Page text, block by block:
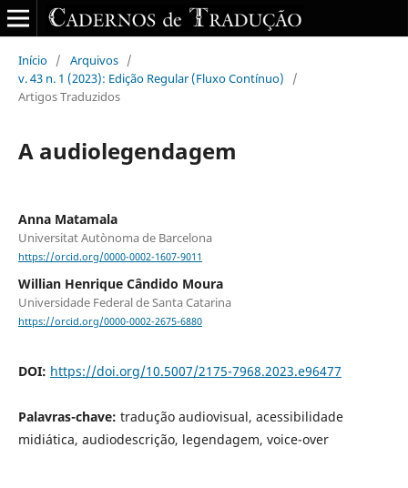
Início / Arquivos /
v. 43 n. 1 (2023): Edição Regular (Fluxo Contínuo)
/
Artigos Traduzidos
A audiolegendagem
Anna Matamala
Universitat Autònoma de Barcelona
https://orcid.org/0000-0002-1607-9011
Willian Henrique Cândido Moura
Universidade Federal de Santa Catarina
https://orcid.org/0000-0002-2675-6880
DOI: https://doi.org/10.5007/2175-7968.2023.e96477
Palavras-chave: tradução audiovisual, acessibilidade
midiática, audiodescrição, legendagem, voice-over